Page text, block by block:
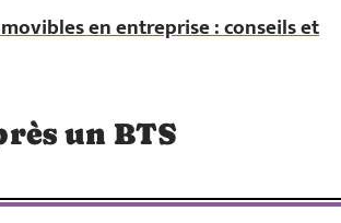
en entreprise : conseils et
un BTS